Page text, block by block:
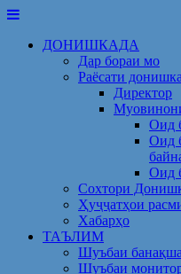
Skip
contentДОНИШКАДА
Дар бораи мо
Раёсати
Директор
Оид
Оид
Оид
Сохтори
Ҳуҷҷатҳои
Хабарҳо
ТАЪЛИМ
Шуъбаи
Шуъбаи